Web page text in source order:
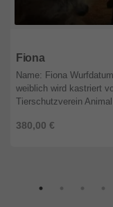
Fiona
380,00 €
Name: Fiona
weiblich wird kastriert
Tierschutzverein